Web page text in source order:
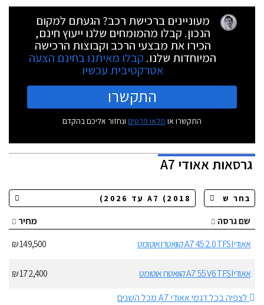
מעוניינים ברכישת רכב? הגעתם למקום
הנכון. קבלו מהמומחים שלנו ייעוץ חינם,
הכירו את מבצעי הרכב וקבוצות הרכישה
המיוחדות שלנו. קבלו מאיתנו בחינם הצעה
אטרקטיבית עכשיו
התקשרו
התקשרו או מלאו פרטים ונחזור אליכם בהקדם
גרסאותאאודי A7
שם גרסה
מחיר
אאודי A7 45 2.0 TFSI קוואטרו אוטומט
149,500 ₪
אאודי A7 55 V6 TFSI קוואטרו אוטומט
172,400 ₪
לצפיה בכל דגמי אאודי A7 מכל השנים